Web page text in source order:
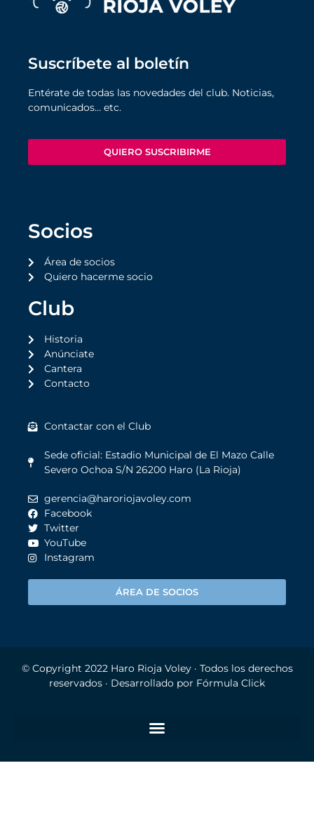
Suscríbete al boletín
Entérate de todas las novedades del club. Noticias,
comunicados… etc.
QUIERO SUSCRIBIRME
Socios
Área de socios
Quiero hacerme socio
Club
Historia
Anúnciate
Cantera
Contacto
Contactar con el Club
Sede oficial: Estadio Municipal de El Mazo Calle
Severo Ochoa S/N 26200 Haro (La Rioja)
gerencia@haroriojavoley.com
Facebook
Twitter
YouTube
Instagram
ÁREA DE SOCIOS
© Copyright 2022 Haro Rioja Voley· Todos los derechos
reservados · Desarrollado por Fórmula Click